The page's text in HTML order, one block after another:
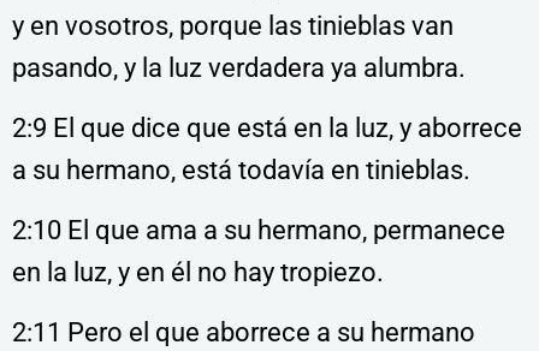
y en vosotros, porque las tinieblas van
pasando, y la luz verdadera ya alumbra.
2:9 El que dice que está en la luz, y aborrece
a su hermano, está todavía en tinieblas.
2:10 El que ama a su hermano, permanece
en la luz, y en él no hay tropiezo.
2:11 Pero el que aborrece a su hermano